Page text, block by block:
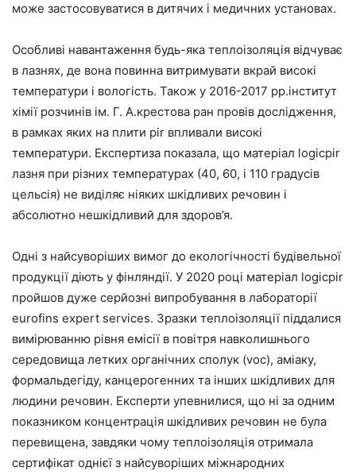
може застосовуватися в дитячих і медичних установах.
Особливі навантаження будь-яка теплоізоляція відчуває
в лазнях, де вона повинна витримувати вкрай високі
температури і вологість. Також у 2016-2017 рр.інститут
хімії розчинів ім. Г. А.крестова ран провів дослідження,
в рамках яких на плити pir впливали високі
температури. Експертиза показала, що матеріал logicpir
лазня при різних температурах (40, 60, і 110 градусів
цельсія) не виділяє ніяких шкідливих речовин і
абсолютно нешкідливий для здоров’я.
Одні з найсуворіших вимог до екологічності будівельної
продукції діють у фінляндії. У 2020 році матеріал logicpir
пройшов дуже серйозні випробування в лабораторії
eurofins expert services. Зразки теплоізоляції піддалися
вимірюванню рівня емісії в повітря навколишнього
середовища летких органічних сполук (voc), аміаку,
формальдегіду, канцерогенних та інших шкідливих для
людини речовин. Експерти упевнилися, що ні за одним
показником концентрація шкідливих речовин не була
перевищена, завдяки чому теплоізоляція отримала
сертифікат однієї з найсуворіших міжнародних